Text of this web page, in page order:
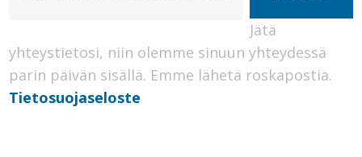
Jätä
yhteystietosi, niin olemme sinuun yhteydessä
parin päivän sisällä. Emme lähetä roskapostia.
Tietosuojaseloste